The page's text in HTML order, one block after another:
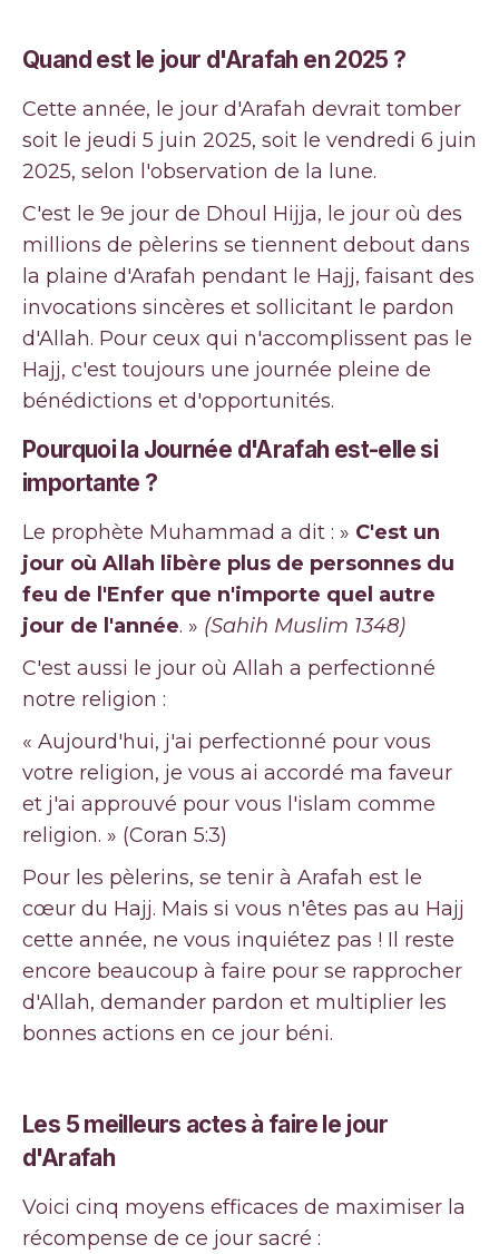
Quand est le jour d'Arafah en 2025 ?
Cette année, le jour d'Arafah devrait tomber
soit le jeudi 5 juin 2025, soit le vendredi 6 juin
2025, selon l'observation de la lune.
C'est le 9e jour de Dhoul Hijja, le jour où des
millions de pèlerins se tiennent debout dans
la plaine d'Arafah pendant le Hajj, faisant des
invocations sincères et sollicitant le pardon
d'Allah. Pour ceux qui n'accomplissent pas le
Hajj, c'est toujours une journée pleine de
bénédictions et d'opportunités.
Pourquoi la Journée d'Arafah est-elle si
importante ?
Le prophète Muhammad a dit : » C'est un
jour où Allah libère plus de personnes du
feu de l'Enfer que n'importe quel autre
jour de l'année. » (Sahih Muslim 1348)
C'est aussi le jour où Allah a perfectionné
notre religion :
« Aujourd'hui, j'ai perfectionné pour vous
votre religion, je vous ai accordé ma faveur
et j'ai approuvé pour vous l'islam comme
religion. » (Coran 5:3)
Pour les pèlerins, se tenir à Arafah est le
cœur du Hajj. Mais si vous n'êtes pas au Hajj
cette année, ne vous inquiétez pas ! Il reste
encore beaucoup à faire pour se rapprocher
d'Allah, demander pardon et multiplier les
bonnes actions en ce jour béni.
Les 5 meilleurs actes à faire le jour
d'Arafah
Voici cinq moyens efficaces de maximiser la
récompense de ce jour sacré :